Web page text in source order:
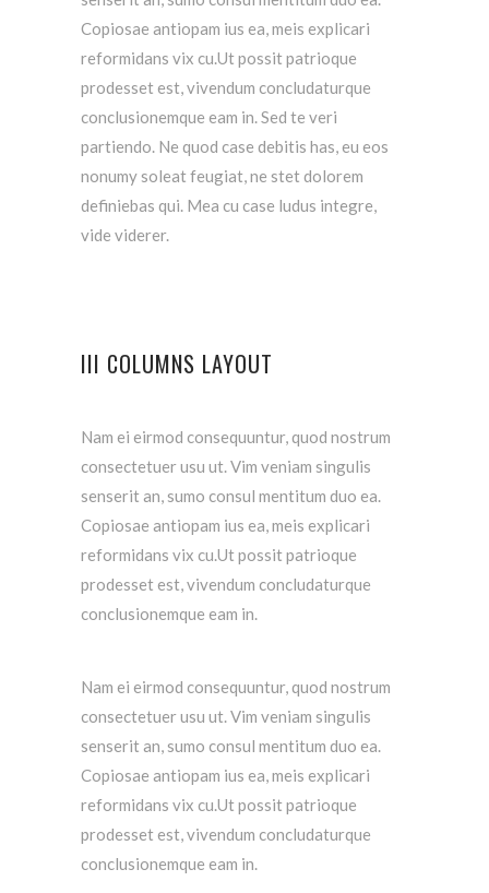
Copiosae antiopam ius ea, meis explicari
reformidans vix cu.Ut possit patrioque
prodesset est, vivendum concludaturque
conclusionemque eam in. Sed te veri
partiendo. Ne quod case debitis has, eu eos
nonumy soleat feugiat, ne stet dolorem
definiebas qui. Mea cu case ludus integre,
vide viderer.
III COLUMNS LAYOUT
Nam ei eirmod consequuntur, quod nostrum
consectetuer usu ut. Vim veniam singulis
senserit an, sumo consul mentitum duo ea.
Copiosae antiopam ius ea, meis explicari
reformidans vix cu.Ut possit patrioque
prodesset est, vivendum concludaturque
conclusionemque eam in.
Nam ei eirmod consequuntur, quod nostrum
consectetuer usu ut. Vim veniam singulis
senserit an, sumo consul mentitum duo ea.
Copiosae antiopam ius ea, meis explicari
reformidans vix cu.Ut possit patrioque
prodesset est, vivendum concludaturque
conclusionemque eam in.